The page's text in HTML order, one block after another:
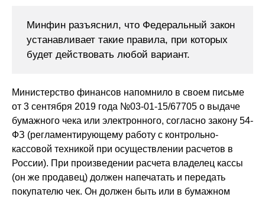
Минфин разъяснил, что Федеральный закон
устанавливает такие правила, при которых
будет действовать любой вариант.
Министерство финансов напомнило в своем письме
от 3 сентября 2019 года №03-01-15/67705 о выдаче
бумажного чека или электронного, согласно закону 54-
ФЗ (регламентирующему работу с контрольно-
кассовой техникой при осуществлении расчетов в
России). При произведении расчета владелец кассы
(он же продавец) должен напечатать и передать
покупателю чек. Он должен быть или в бумажном